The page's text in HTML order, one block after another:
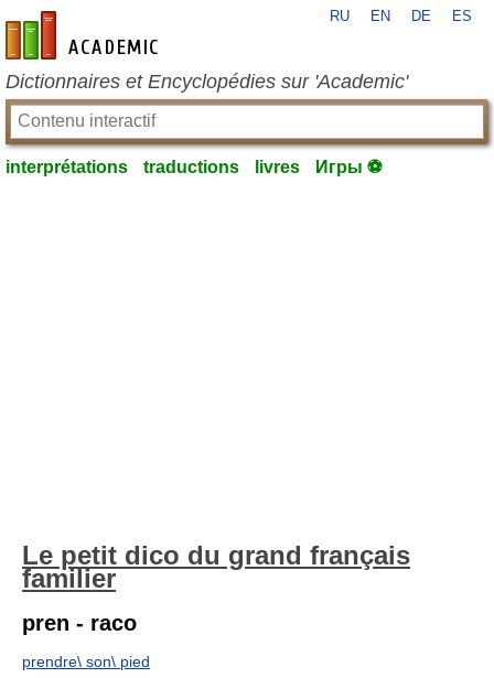
fr-academic.com
RU EN DE ES
Dictionnaires et Encyclopédies sur 'Academic'
interprétations traductions livres Игры ⚽
Le petit dico du grand français
familier
pren - raco
prendre\ son\ pied